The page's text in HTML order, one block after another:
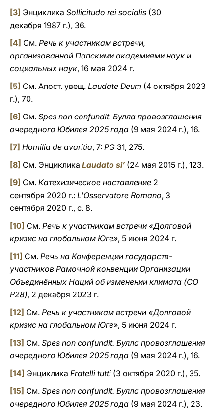
[3] Энциклика Sollicitudo rei socialis (30
декабря 1987 г.), 36.
[4] См. Речь к участникам встречи,
организованной Папскими академиями наук и
социальных наук, 16 мая 2024 г.
[5] См. Апост. увещ. Laudate Deum (4 октября 2023
г.), 70.
[6] См. Spes non confundit. Булла провозглашения
очередного Юбилея 2025 года (9 мая 2024 г.), 16.
[7] Homilia de avaritia, 7: PG 31, 275.
[8] См. Энциклика Laudato si’(24 мая 2015 г.), 123.
[9] См. Катехизическое наставление 2
сентября 2020 г.: L'Osservatore Romano, 3
сентября 2020 г., с. 8.
[10] См. Речь к участникам встречи «Долговой
кризис на глобальном Юге», 5 июня 2024 г.
[11] См. Речь на Конференции государств-
участников Рамочной конвенции Организации
Объединённых Наций об изменении климата (CO
P28), 2 декабря 2023 г.
[12] См. Речь к участникам встречи «Долговой
кризис на глобальном Юге», 5 июня 2024 г.
[13] См. Spes non confundit. Булла провозглашения
очередного Юбилея 2025 года (9 мая 2024 г.), 16.
[14] Энциклика Fratelli tutti (3 октября 2020 г.), 35.
[15] См. Spes non confundit. Булла провозглашения
очередного Юбилея 2025 года (9 мая 2024 г.), 23.